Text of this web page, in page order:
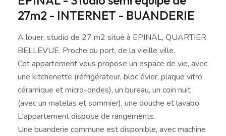
27m2 - INTERNET - BUANDERIE
A louer, studio de 27 m2 situé à EPINAL, QUARTIER
BELLEVUE. Proche du port, de la vieille ville.
Cet appartement vous propose un espace de vie, avec
une kitchenette (réfrigérateur, bloc évier, plaque vitro
céramique et micro-ondes), un bureau, un coin nuit
(avec un matelas et sommier), une douche et lavabo.
L'appartement dispose de rangements.
Une buanderie commune est disponible, avec machine